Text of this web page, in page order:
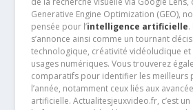
Generative Engine Optimization (GEO),
pensée pour l’intelligence artificielle.
s’annonce ainsi comme un tournant
technologique, créativité vidéoludique
usages numériques. Vous trouverez
comparatifs pour identifier les meilleurs
l’année, notamment ceux liés aux
artificielle. Actualitesjeuxvideo.fr, c’est